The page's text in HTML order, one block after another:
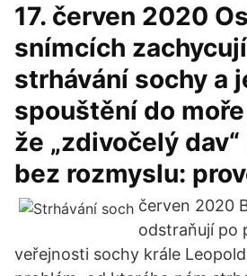
17. červen 2020
snímcích
strhávání sochy a
spouštění do
že „zdivočelý
bez rozmyslu:
červen 2020
odstraňují po
veřejnosti sochy krále